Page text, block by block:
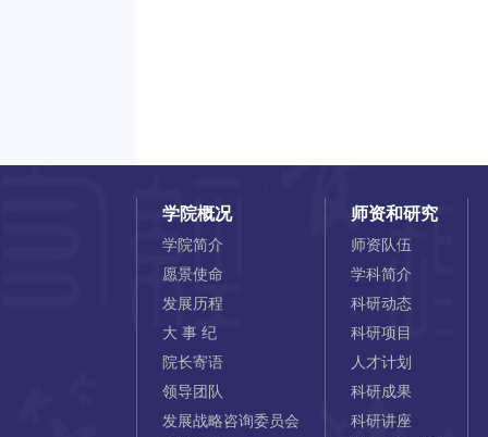
学院概况
学院简介
愿景使命
发展历程
大 事 纪
院长寄语
领导团队
发展战略咨询委员会
师资和研究
师资队伍
学科简介
科研动态
科研项目
人才计划
科研成果
科研讲座